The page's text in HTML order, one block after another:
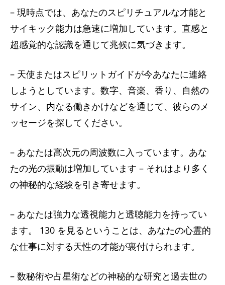
– 現時点では、あなたのスピリチュアルな才能と
サイキック能力は急速に増加しています。直感と
超感覚的な認識を通じて兆候に気づきます。
– 天使またはスピリットガイドが今あなたに連絡
しようとしています。数字、音楽、香り、自然の
サイン、内なる働きかけなどを通じて、彼らのメ
ッセージを探してください。
– あなたは高次元の周波数に入っています。あな
たの光の振動は増加しています – それはより多く
の神秘的な経験を引き寄せます。
– あなたは強力な透視能力と透聴能力を持ってい
ます。 130 を見るということは、あなたの心霊的
な仕事に対する天性の才能が裏付けられます。
– 数秘術や占星術などの神秘的な研究と過去世の